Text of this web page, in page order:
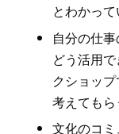
とわかっ
自分の仕
どう活用
クショッ
考えてもら
文化のコ